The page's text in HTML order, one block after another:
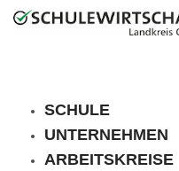
SCHULE
UNTERNEHMEN
ARBEITSKREISE